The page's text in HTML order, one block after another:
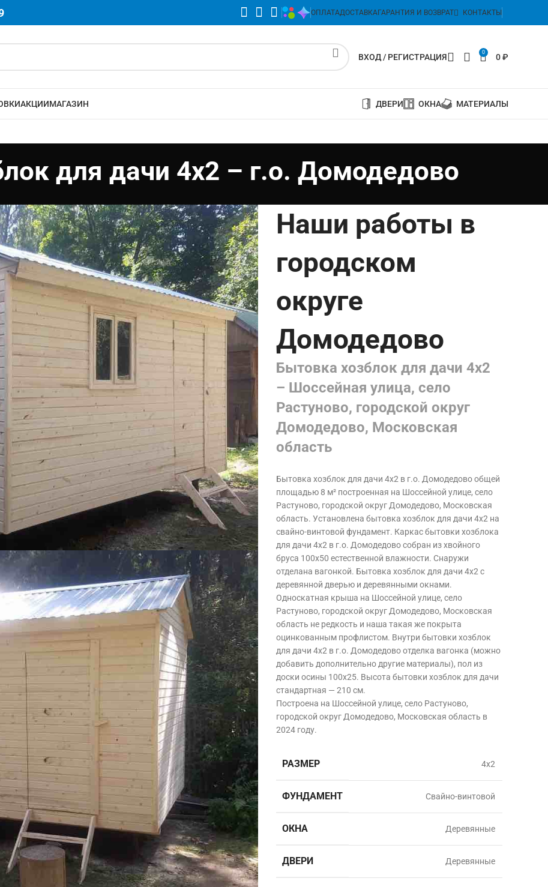
ОПЛАТАДОСТАВКАГАРАНТИЯ И ВОЗВРАТ КОНТАКТЫ
ВХОД / РЕГИСТРАЦИЯ 0 0₽
АКЦИИМАГАЗИН ДВЕРИ ОКНА МАТЕРИАЛЫ
для дачи 4х2 – г.о. Домодедово
Наши работы в
городском
округе
Домодедово
Бытовка хозблок для дачи 4х2
– Шоссейная улица, село
Растуново, городской округ
Домодедово, Московская
область
Бытовка хозблок для дачи 4х2 в г.о. Домодедовообщей
площадью 8 м² построенная на Шоссейной улице, село
Растуново, городской округ Домодедово, Московская
область. Установлена бытовка хозблок для дачи 4х2 на
свайно-винтовой фундамент. Каркас бытовки хозблока
для дачи 4х2 в г.о. Домодедово собран из хвойного
бруса 100х50 естественной влажности. Снаружи
отделана вагонкой. Бытовка хозблок для дачи 4х2 с
деревянной дверью и деревянными окнами.
Односкатная крыша на Шоссейной улице, село
Растуново, городской округ Домодедово, Московская
область не редкость и наша такая же покрыта
оцинкованным профлистом. Внутри бытовки хозблок
для дачи 4х2 в г.о. Домодедово отделка вагонка (можно
добавить дополнительно другие материалы), пол из
доски осины 100х25. Высота бытовки хозблок для дачи
стандартная — 210 см.
Построена на Шоссейной улице, село Растуново,
городской округ Домодедово, Московская область в
2024году.
РАЗМЕР 4х2
ФУНДАМЕНТ Свайно-винтовой
ОКНА Деревянные
ДВЕРИ Деревянные